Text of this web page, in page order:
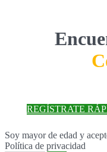
REGÍSTRATE
Soy mayor de edad y
Política de privacidad